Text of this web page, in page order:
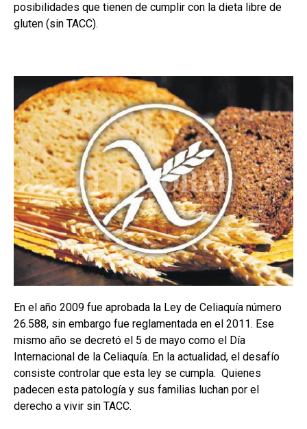
posibilidades que tienen de cumplir con la dieta libre de
gluten (sin TACC).
En el año 2009 fue aprobada la Ley de Celiaquía número
26.588, sin embargo fue reglamentada en el 2011. Ese
mismo año se decretó el 5 de mayo como el Día
Internacional de la Celiaquía. En la actualidad, el desafío
consiste controlar que esta ley se cumpla. Quienes
padecen esta patología y sus familias luchan por el
derecho a vivir sin TACC.